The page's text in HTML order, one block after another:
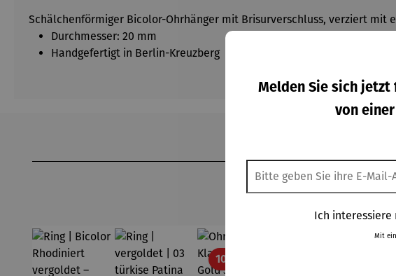
Schälchenförmiger Bicolor-Ohrhänger mit Brisurverschluss, verziert
Durchmesser: 20 mm
Handgefertigt in Berlin-Kreuzberg
10% gespart
Melden Sie sich
von
Ich
Mit